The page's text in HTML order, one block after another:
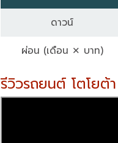
ดาวน์
ผ่อน (เดือน ✕ บาท)
รีวิวรถยนต์ โตโยต้